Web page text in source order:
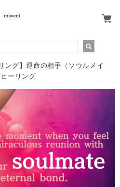
ング】運命の相手（ソウルメイ
ーリング